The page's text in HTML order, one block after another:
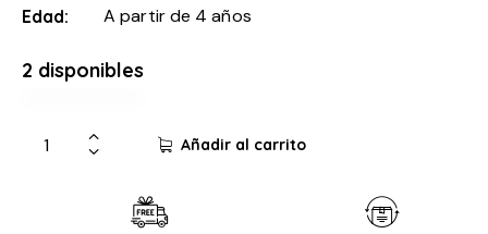
Edad A partir de 4 años
2 disponibles
Añadir al carrito